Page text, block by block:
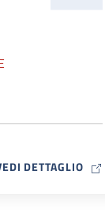
DETTAGLIO